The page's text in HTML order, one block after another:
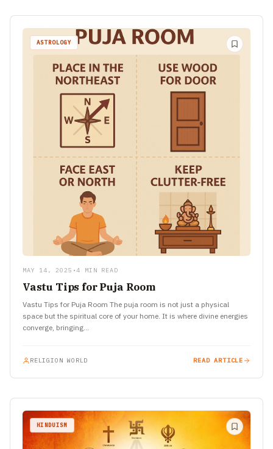
ASTROLOGY
MAY 14, 2025 •4 MIN READ
Vastu Tips for Puja Room
Vastu Tips for Puja Room The puja room is not just a physical
space but the spiritual core of your home. It is where divine energies
converge, bringing…
RELIGION WORLD READ ARTICLE
HINDUISM